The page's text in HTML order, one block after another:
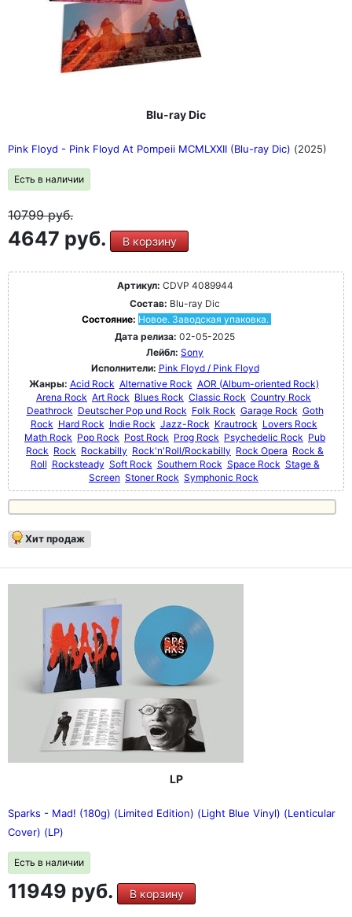
Blu-ray Dic
Pink Floyd - Pink Floyd At Pompeii MCMLXXII (Blu-ray Dic) (2025)
Есть в наличии
10799руб.
4647 руб. В корзину
Артикул: CDVP 4089944
Состав: Blu-ray Dic
Состояние: Новое. Заводская упаковка.
Дата релиза: 02-05-2025
Лейбл: Sony
Исполнители: Pink Floyd / Pink Floyd
Жанры: Acid Rock Alternative Rock AOR (Album-oriented Rock)
Arena Rock Art Rock Blues Rock Classic Rock Country Rock
Deathrock Deutscher Pop und Rock Folk Rock Garage Rock Goth
Rock Hard Rock Indie Rock Jazz-Rock Krautrock Lovers Rock
Math Rock Pop Rock Post Rock Prog Rock Psychedelic Rock Pub
Rock Rock Rockabilly Rock'n'Roll/Rockabilly Rock Opera Rock &
Roll Rocksteady Soft Rock Southern Rock Space Rock Stage &
Screen Stoner Rock Symphonic Rock
Хит продаж
LP
Sparks - Mad! (180g) (Limited Edition) (Light Blue Vinyl) (Lenticular
Cover) (LP)
Есть в наличии
11949 руб. В корзину